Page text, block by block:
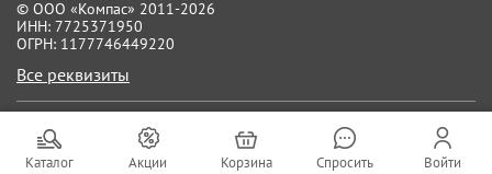
Каталог Акции Корзина Спросить Войти
© ООО «Компас» 2011-2026
ИНН: 7725371950
ОГРН: 1177746449220
Все реквизиты